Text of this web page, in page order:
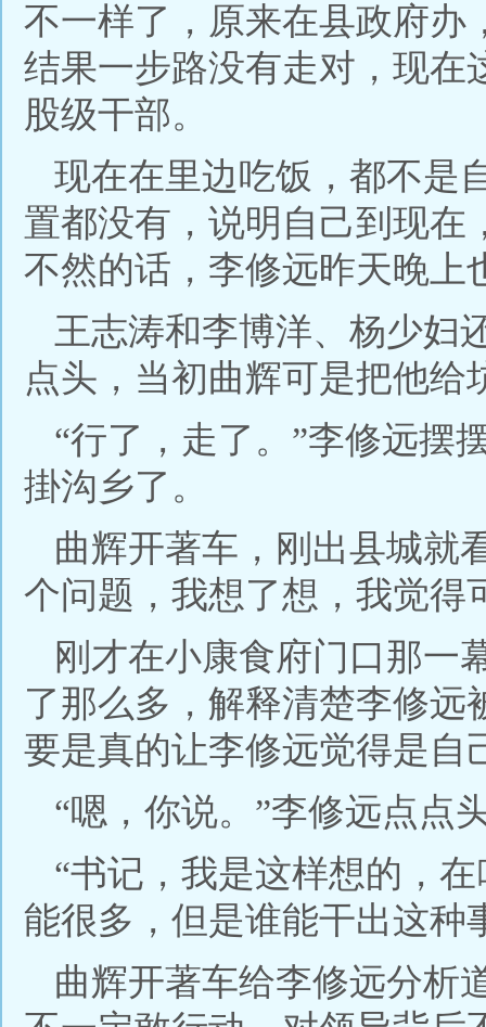
不一样了，原来在县政府办
结果一步路没有走对，现在
股级干部。
现在在里边吃饭，都不是
置都没有，说明自己到现在
不然的话，李修远昨天晚上
王志涛和李博洋、杨少妇
点头，当初曲辉可是把他给
“行了，走了。”李修远摆
掛沟乡了。
曲辉开著车，刚出县城就
个问题，我想了想，我觉得
刚才在小康食府门口那一
了那么多，解释清楚李修
要是真的让李修远觉得是自
“嗯，你说。”李修远点点
“书记，我是这样想的，
能很多，但是谁能干出这种
曲辉开著车给李修远分析